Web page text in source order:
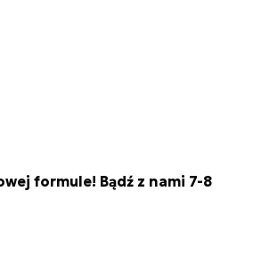
formule! Bądź z nami 7-8